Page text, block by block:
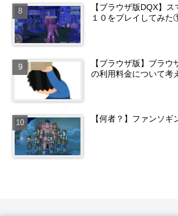
【ブラウザ版DQX】
１０をプレイしてみ
【ブラウザ版】ブラ
の利用料金について考
【何者？】ファンソギ